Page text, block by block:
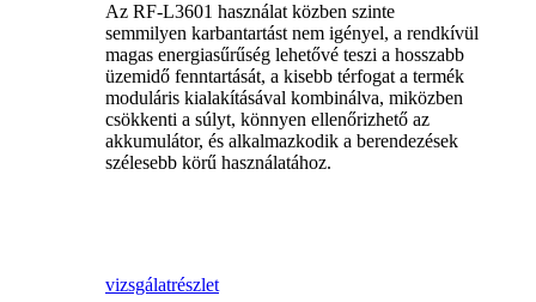
Az RF-L3601 használat közben szinte
semmilyen karbantartást nem igényel, a rendkívül
magas energiasűrűség lehetővé teszi a hosszabb
üzemidő fenntartását, a kisebb térfogat a termék
moduláris kialakításával kombinálva, miközben
csökkenti a súlyt, könnyen ellenőrizhető az
akkumulátor, és alkalmazkodik a berendezések
szélesebb körű használatához.
vizsgálatrészlet